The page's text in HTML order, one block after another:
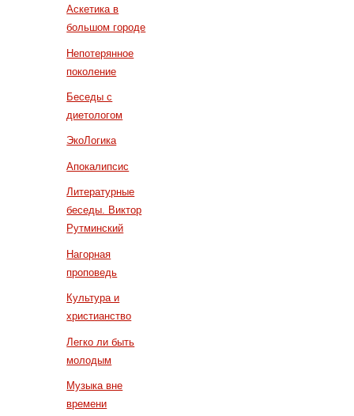
Аскетика в
большом городе
Непотерянное
поколение
Беседы с
диетологом
ЭкоЛогика
Апокалипсис
Литературные
беседы. Виктор
Рутминский
Нагорная
проповедь
Культура и
христианство
Легко ли быть
молодым
Музыка вне
времени